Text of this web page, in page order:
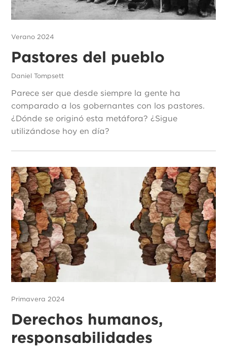
Verano 2024
Pastores del pueblo
Daniel Tompsett
Parece ser que desde siempre la gente ha
comparado a los gobernantes con los pastores.
¿Dónde se originó esta metáfora? ¿Sigue
utilizándose hoy en día?
Primavera 2024
Derechos humanos,
responsabilidades